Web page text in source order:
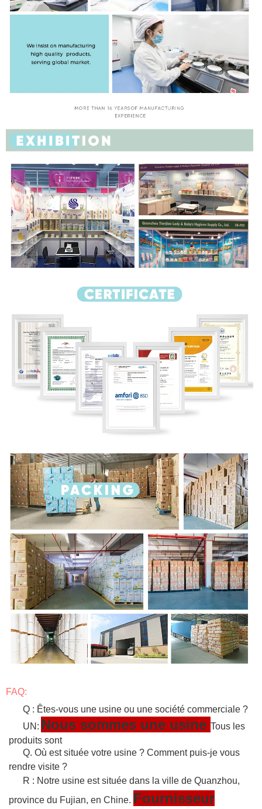
FAQ:
Q : Êtes-vous une usine ou une société commerciale ?
UN: Nous sommes une usine Tous les
produits sont
Q. Où est située votre usine ? Comment puis-je vous
rendre visite ?
R : Notre usine est située dans la ville de Quanzhou,
province du Fujian, en Chine. Fournisseur